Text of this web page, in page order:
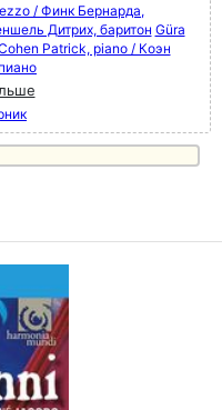
/ Финк Бернарда,
Дитрих, баритон Güra
Patrick, piano / Коэн